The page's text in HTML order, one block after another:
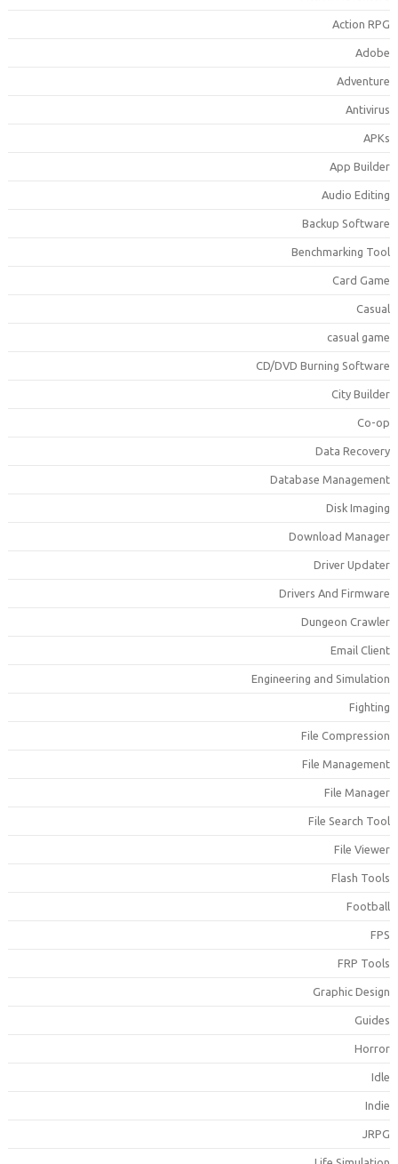
Action
App
Audio
Backup
Benchmarking
Card
casual
CD/DVD Burning
City
Co-
Data
Database
Disk
Download
Driver
Drivers And
Dungeon
Email
Engineering and
File
File
File
File Search
File
Flash
FRP
Graphic